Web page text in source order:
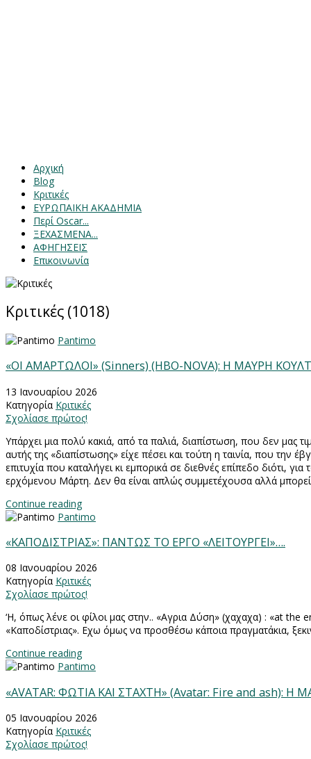
Αρχική
Blog
Κριτικές
ΕΥΡΩΠΑΙΚΗ ΑΚΑΔΗΜΙΑ
Περί Oscar...
ΞΕΧΑΣΜΕΝΑ...
ΑΦΗΓΗΣΕΙΣ
Επικοινωνία
Κριτικές (1018)
Pantimo
«ΟΙ ΑΜΑΡΤΩΛΟΙ» (Sinners) (HBO-NOVA): Η ΜΑΥΡΗ
13 Ιανουαρίου 2026
Κατηγορία Κριτικές
Σχολίασε πρώτος!
Υπάρχει μια πολύ κακιά, από τα παλιά, διαπίστωση, που δεν μας
αυτής της «διαπίστωσης» είχε πέσει και τούτη η ταινία, που την
επιτυχία που καταλήγει κι εμπορικά σε διεθνές επίπεδο διότι,
ερχόμενου Μάρτη. Δεν θα είναι απλώς συμμετέχουσα αλλά μπορεί
Continue reading
Pantimo
«ΚΑΠΟΔΙΣΤΡΙΑΣ»: ΠΑΝΤΩΣ ΤΟ ΕΡΓΟ «ΛΕΙΤΟΥΡΓΕΙ»….
08 Ιανουαρίου 2026
Κατηγορία Κριτικές
Σχολίασε πρώτος!
‘Η, όπως λένε οι φίλοι μας στην.. «Αγρια Δύση» (χαχαχα) : «at the
«Καποδίστριας». Εχω όμως να προσθέσω κάποια πραγματάκια,
Continue reading
Pantimo
«AVATAR: ΦΩΤΙΑ ΚΑΙ ΣΤΑΧΤΗ» (Avatar: Fire and ash): Η
05 Ιανουαρίου 2026
Κατηγορία Κριτικές
Σχολίασε πρώτος!